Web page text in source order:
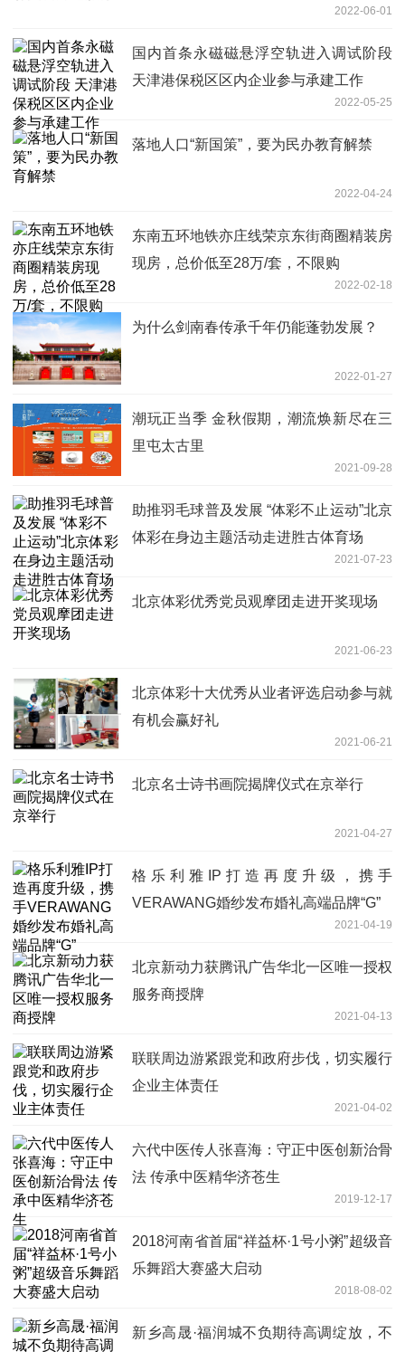
2022-06-01
国内首条永磁磁悬浮空轨进入调试阶段
天津港保税区区内企业参与承建工作
2022-05-25
落地人口“新国策”，要为民办教育解禁
2022-04-24
东南五环地铁亦庄线荣京东街商圈精装房
现房，总价低至28万/套，不限购
2022-02-18
为什么剑南春传承千年仍能蓬勃发展？
2022-01-27
潮玩正当季 金秋假期，潮流焕新尽在三
里屯太古里
2021-09-28
助推羽毛球普及发展 “体彩不止运动”北京
体彩在身边主题活动走进胜古体育场
2021-07-23
北京体彩优秀党员观摩团走进开奖现场
2021-06-23
北京体彩十大优秀从业者评选启动参与就
有机会赢好礼
2021-06-21
北京名士诗书画院揭牌仪式在京举行
2021-04-27
格乐利雅IP打造再度升级，携手
VERAWANG婚纱发布婚礼高端品牌“G”
2021-04-19
北京新动力获腾讯广告华北一区唯一授权
服务商授牌
2021-04-13
联联周边游紧跟党和政府步伐，切实履行
企业主体责任
2021-04-02
六代中医传人张喜海：守正中医创新治骨
法 传承中医精华济苍生
2019-12-17
2018河南省首届“祥益杯·1号小粥”超级音
乐舞蹈大赛盛大启动
2018-08-02
新乡高晟·福润城不负期待高调绽放，不